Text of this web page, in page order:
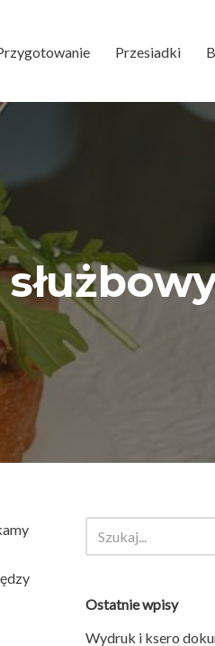
Przesiadki
Ostatnie wpisy
Wydruk i ksero